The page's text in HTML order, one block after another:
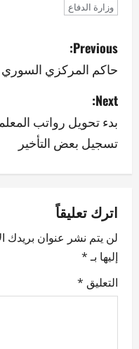
وزارة الدفاع
P
o
s
t
n
v
i
g
a
Previous:
حاكم المركزي
Next:
بدء تحويل رواتب
تسجيل بعض التأخير
اترك تعليقاً
لن يتم نشر عنوان بريدك
إليها بـ*
التعليق *